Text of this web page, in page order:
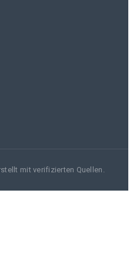
mit verifizierten Quellen.